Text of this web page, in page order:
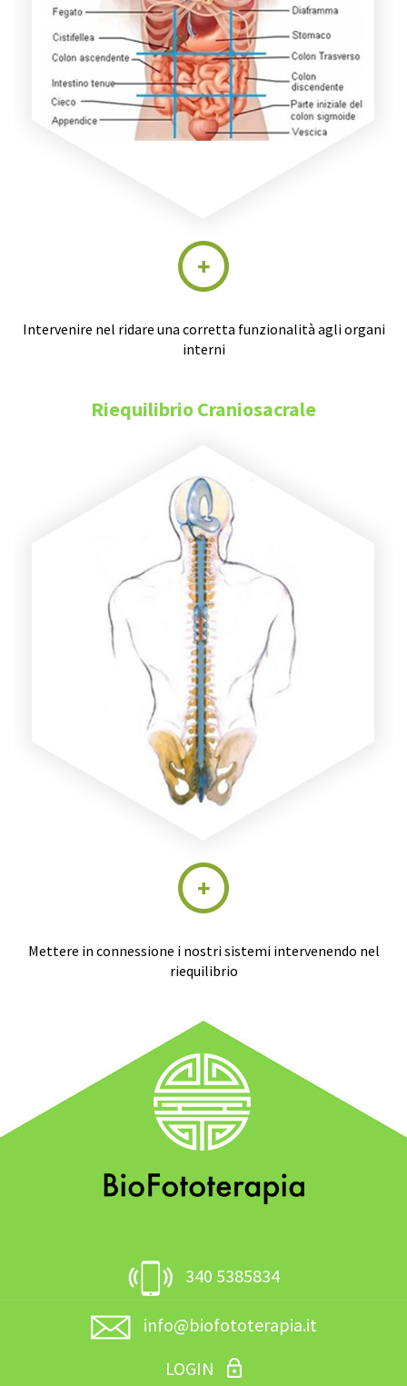
Intervenire nel ridare una corretta funzionalità agli organi
interni
Riequilibrio Craniosacrale
Mettere in connessione i nostri sistemi intervenendo nel
riequilibrio
340 5385834
info@biofototerapia.it
LOGIN